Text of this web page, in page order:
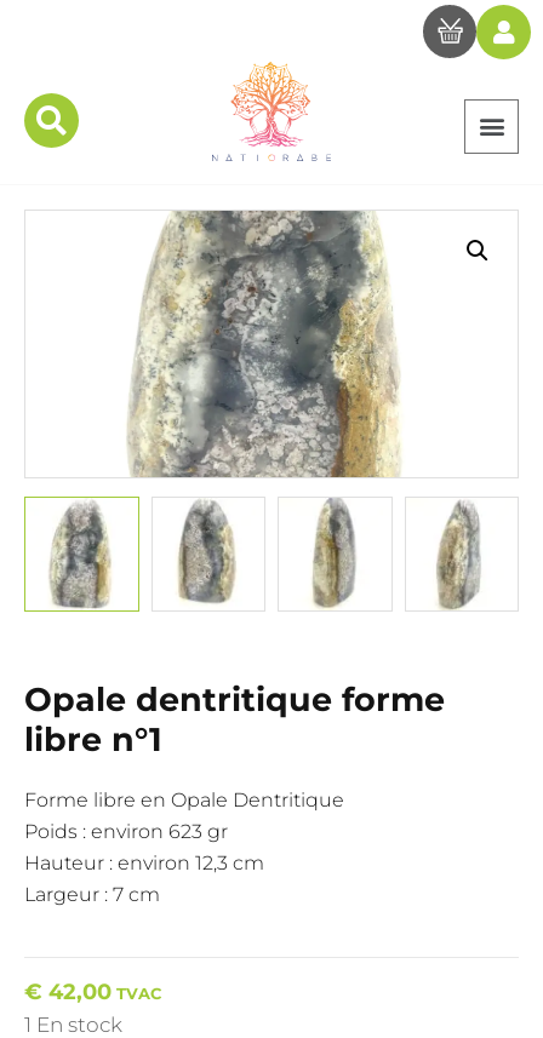
Opale dentritique forme
libre n°1
Forme libre en Opale Dentritique
Poids : environ 623 gr
Hauteur : environ 12,3 cm
Largeur : 7 cm
€ 42,00 TVAC
1 En stock